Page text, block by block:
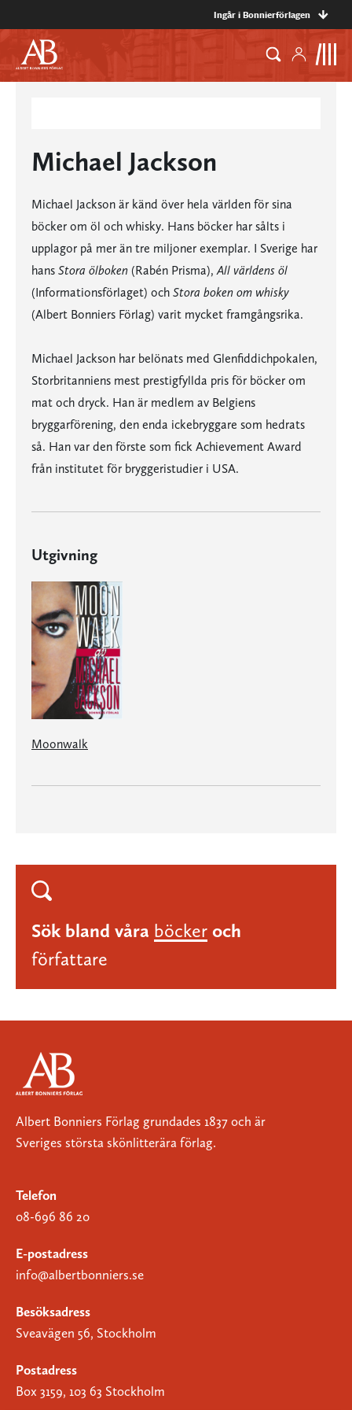
Ingår i Bonnierförlagen
Michael Jackson
Michael Jackson är känd över hela världen för sina
böcker om öl och whisky. Hans böcker har sålts i
upplagor på mer än tre miljoner exemplar. I Sverige har
hans Stora ölboken (Rabén Prisma),All världens öl
(Informationsförlaget) och Stora boken om whisky
(Albert Bonniers Förlag) varit mycket framgångsrika.
Michael Jackson har belönats med Glenfiddichpokalen,
Storbritanniens mest prestigfyllda pris för böcker om
mat och dryck. Han är medlem av Belgiens
bryggarförening, den enda ickebryggare som hedrats
så. Han var den förste som fick Achievement Award
från institutet för bryggeristudier i USA.
Utgivning
Moonwalk
Sök bland våra böcker och
författare
Albert Bonniers Förlag grundades 1837 och är
Sveriges största skönlitterära förlag.
Telefon
08-696 86 20
E-postadress
info@albertbonniers.se
Besöksadress
Sveavägen 56, Stockholm
Postadress
Box 3159, 103 63 Stockholm